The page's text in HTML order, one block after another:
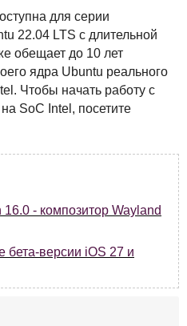
для серии
22.04 LTS с длительной
обещает до 10 лет
ядра Ubuntu реального
Чтобы начать работу с
SoC Intel, посетите
- композитор Wayland
версии iOS 27 и